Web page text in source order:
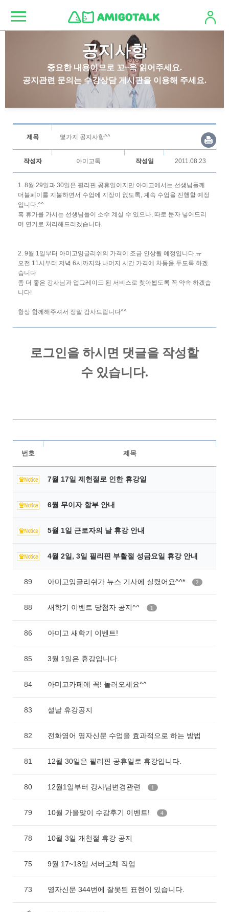
공지사항
중요한 내용이므로 꼬~옥 읽어주세요.
공지관련 문의는 수강상담 게시판을 이용해 주세요.
제목 몇가지 공지사항^^
작성자 아미고톡 작성일 2011.08.23
1. 8월 29일과 30일은 필리핀 공휴일이지만 아미고에서는 선생님들께
더블페이를 지불하면서 수업에 지장이 없도록, 계속 수업을 진행할 예정
입니다.^^
혹 휴가를 가시는 선생님들이 소수 계실 수 있으나, 따로 문자 넣어드리
며 연기로 처리해드리겠습니다.
2. 9월 1일부터 아미고잉글리쉬의 가격이 조금 인상될 예정입니다.ㅠ
오전 11시부터 저녁 6시까지와 나머지 시간 가격에 차등을 두도록 하겠
습니다
좀 더 좋은 강사님과 업그레이드 된 서비스로 찾아뵙도록 꼭 약속 하겠습
니다!
항상 함께해주셔서 정말 감사드립니다^^